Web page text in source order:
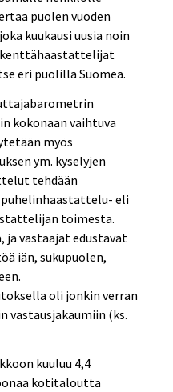
puolen vuoden
kuukausi uusia noin
kenttähaastattelijat
eri puolilla Suomea.
kokonaan vaihtuva
myös
ym. kyselyjen
tehdään
eli
toimesta.
ja vastaajat edustavat
iän, sukupuolen,
oli jonkin verran
(ks.
kuuluu 4,4
kotitaloutta